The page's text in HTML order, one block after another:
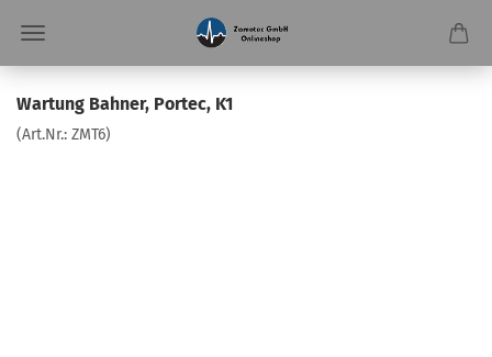
Wartung Bahner, Portec, K1
(Art.Nr.: ZMT6)